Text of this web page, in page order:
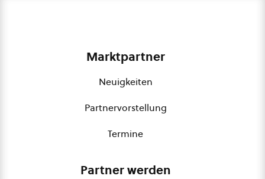
Marktpartner
Neuigkeiten
Partnervorstellung
Termine
Partner werden